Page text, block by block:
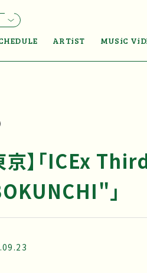
ARTiST MUSiC
京】「ICEx
」